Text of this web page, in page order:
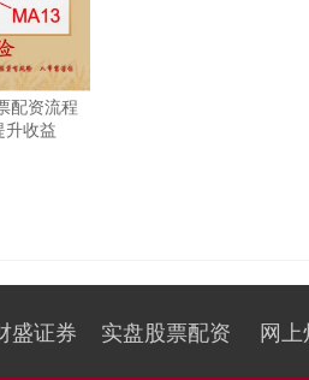
配资流程
升收益
盛证券 实盘股票配资 网